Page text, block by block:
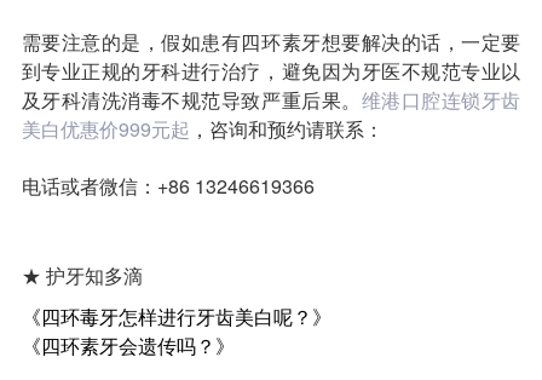
需要注意的是，假如患有四环素牙想要解决的话，一定要
到专业正规的牙科进行治疗，避免因为牙医不规范专业以
及牙科清洗消毒不规范导致严重后果。 维港口腔连锁牙齿
美白优惠价999元起 ，咨询和预约请联系：
电话或者微信：+86 13246619366
★ 护牙知多滴
《四环毒牙怎样进行牙齿美白呢？》
《四环素牙会遗传吗？》